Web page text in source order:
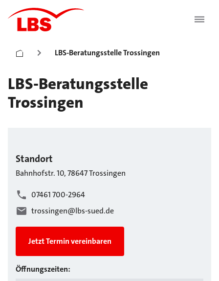
LBS-Beratungsstelle Trossingen
LBS-Beratungsstelle
Trossingen
Standort
Bahnhofstr.10,78647Trossingen
07461 700-2964
trossingen@lbs-sued.de
Jetzt Termin vereinbaren
Öffnungszeiten: